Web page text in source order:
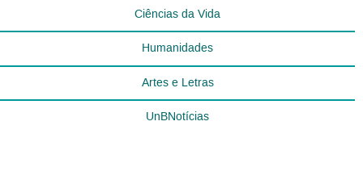
Ciências da Vida
Humanidades
Artes e Letras
UnBNotícias